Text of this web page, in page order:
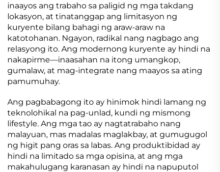
inaayos ang trabaho sa paligid ng mga takdang
lokasyon, at tinatanggap ang limitasyon ng
kuryente bilang bahagi ng araw-araw na
katotohanan. Ngayon, radikal nang nagbago ang
relasyong ito. Ang modernong kuryente ay hindi na
nakapirme—inaasahan na itong umangkop,
gumalaw, at mag-integrate nang maayos sa ating
pamumuhay.
Ang pagbabagong ito ay hinimok hindi lamang ng
teknolohikal na pag-unlad, kundi ng mismong
lifestyle. Ang mga tao ay nagtatrabaho nang
malayuan, mas madalas maglakbay, at gumugugol
ng higit pang oras sa labas. Ang produktibidad ay
hindi na limitado sa mga opisina, at ang mga
makahulugang karanasan ay hindi na napuputol